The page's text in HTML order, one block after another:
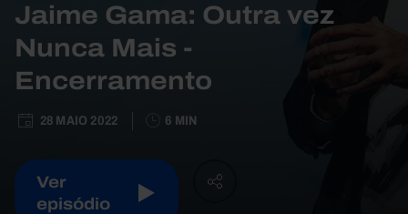
Jaime Gama: Outra vez
Nunca Mais -
Encerramento
28 MAIO 2022 6 MIN
Ver
episódio